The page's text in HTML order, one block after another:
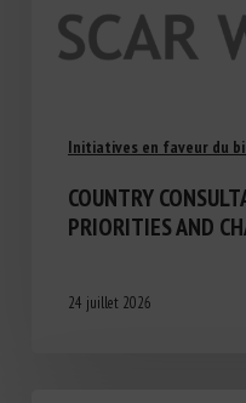
Initiatives en faveur du
COUNTRY
PRIORITIES AND
24 juillet 2026